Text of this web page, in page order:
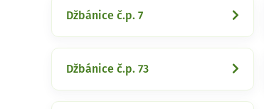
Džbánice č.p. 7
Džbánice č.p. 73